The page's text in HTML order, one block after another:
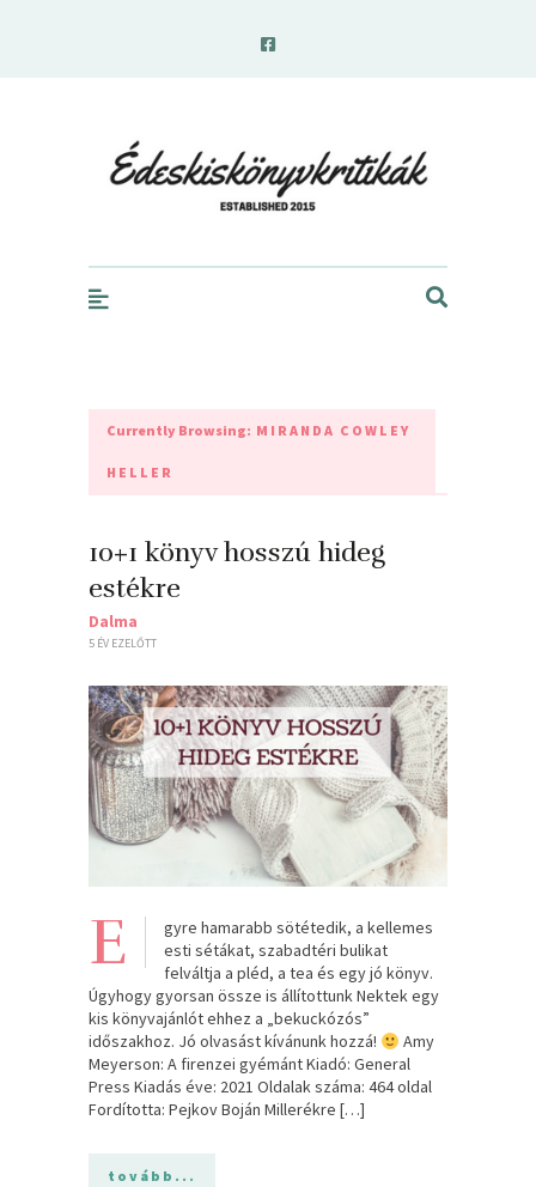
Currently Browsing: MIRANDA COWLEY
HELLER
10+1 könyv hosszú hideg
estékre
Dalma
5 ÉV EZELŐTT
E
gyre hamarabb sötétedik, a kellemes
esti sétákat, szabadtéri bulikat
felváltja a pléd, a tea és egy jó könyv.
Úgyhogy gyorsan össze is állítottunk Nektek egy
kis könyvajánlót ehhez a „bekuckózós”
időszakhoz. Jó olvasást kívánunk hozzá!
Amy
Meyerson: A ​firenzei gyémánt Kiadó: General
Press Kiadás éve: 2021 Oldalak száma: 464 oldal
Fordította: Pejkov Boján Millerékre […]
tovább...